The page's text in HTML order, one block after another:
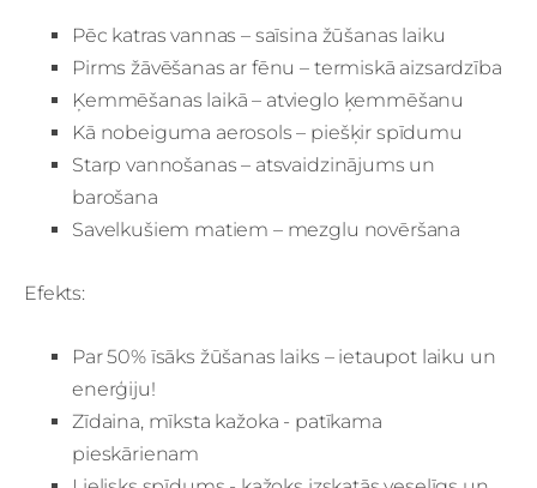
Pēc katras vannas – saīsina žūšanas laiku
Pirms žāvēšanas ar fēnu – termiskā aizsardzība
Ķemmēšanas laikā – atvieglo ķemmēšanu
Kā nobeiguma aerosols – piešķir spīdumu
Starp vannošanas – atsvaidzinājums un
barošana
Savelkušiem matiem – mezglu novēršana
Efekts:
Par 50% īsāks žūšanas laiks – ietaupot laiku un
enerģiju!
Zīdaina, mīksta kažoka - patīkama
pieskārienam